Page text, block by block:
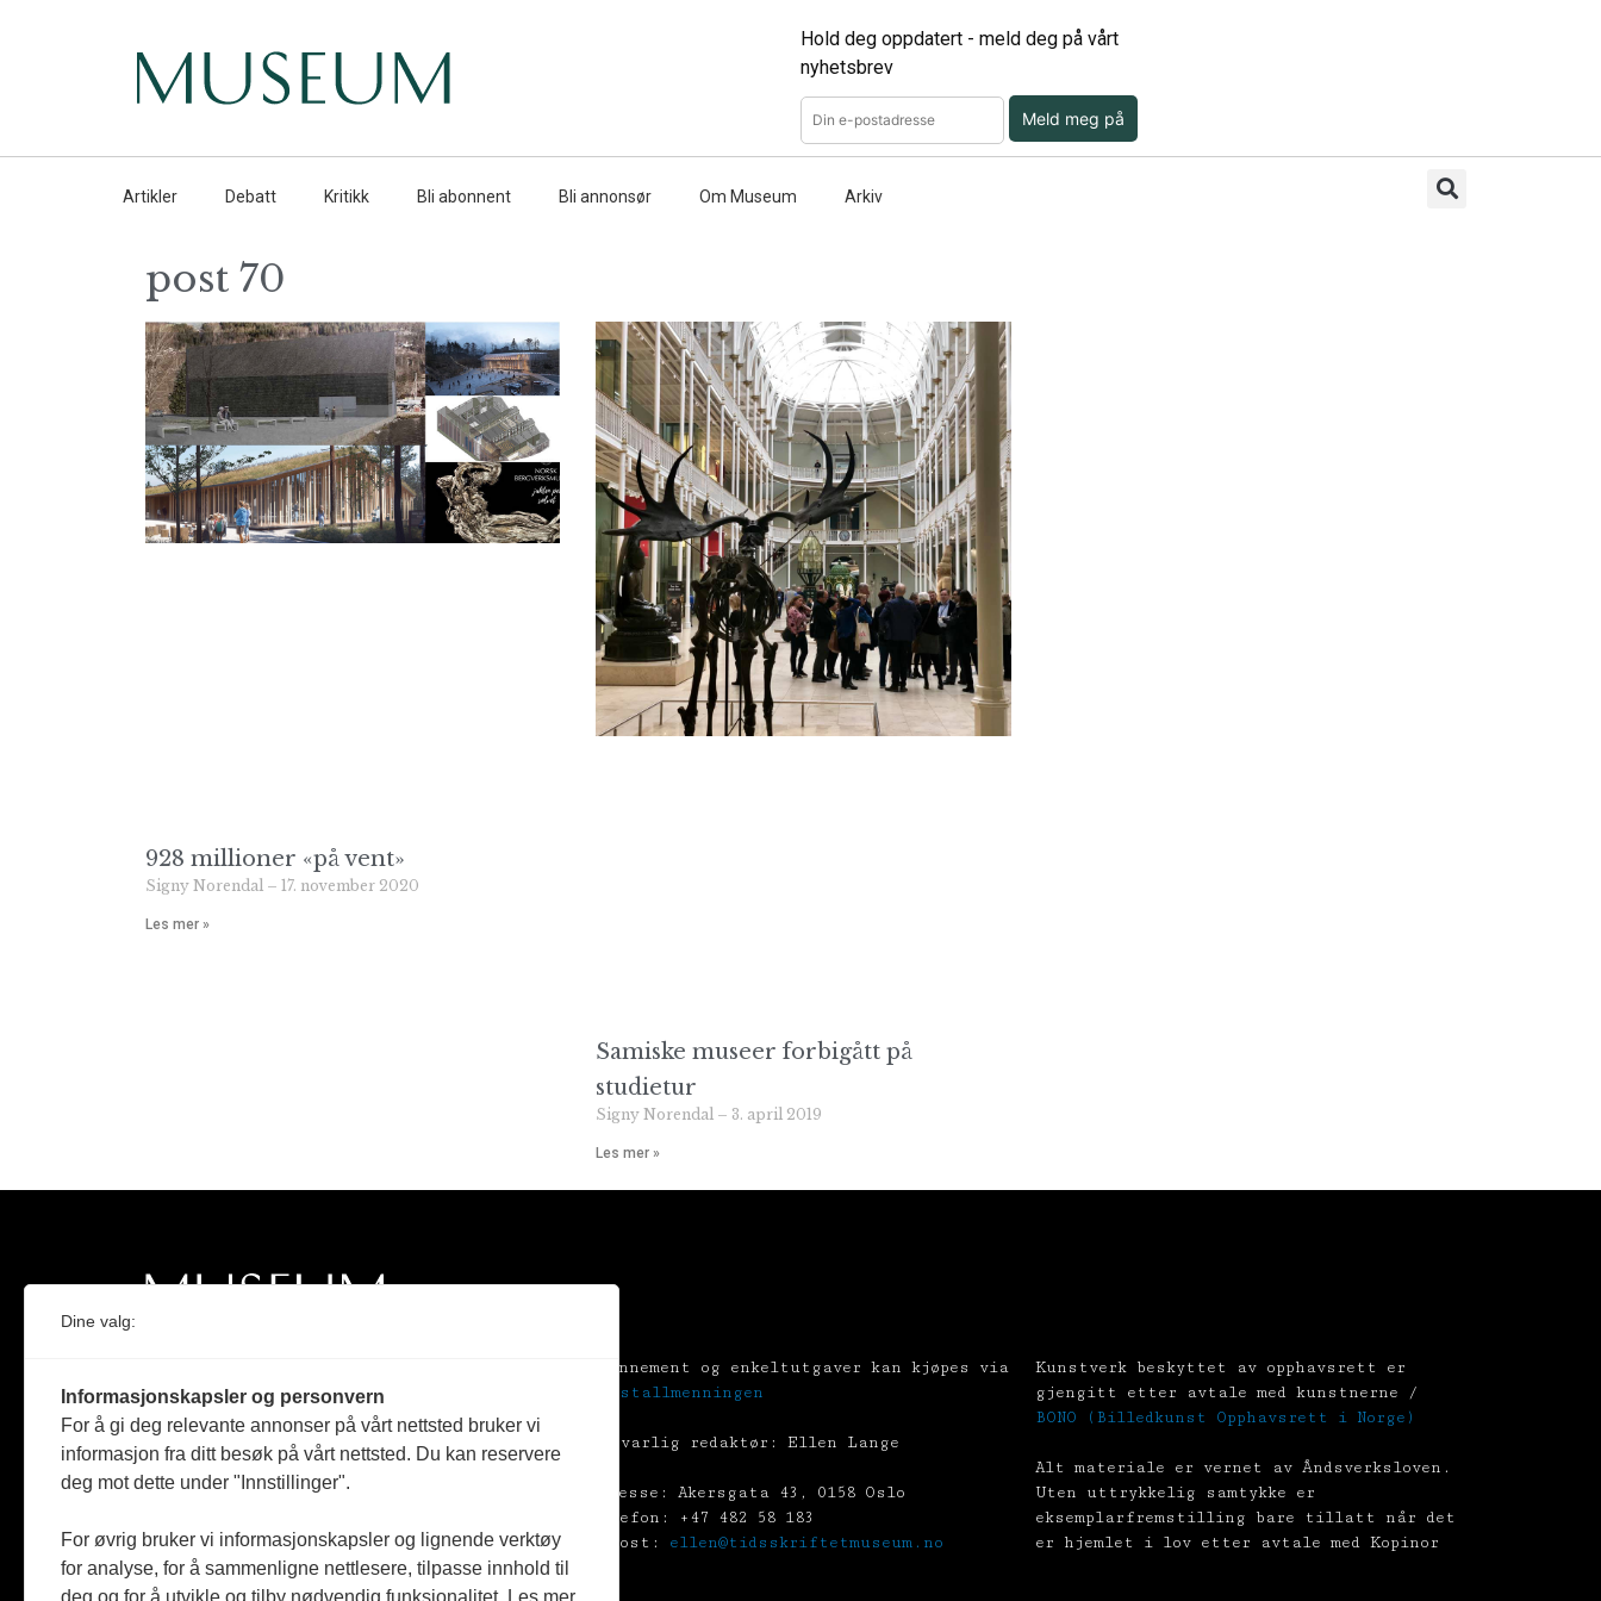
Hold deg oppdatert - meld deg på vårt
nyhetsbrev
Meld meg på
Artikler Debatt Kritikk Bli abonnent Bli annonsør Om Museum Arkiv
post 70
928 millioner «på vent»
Signy Norendal 17. november 2020
Les mer »
Samiske museer forbigått på
studietur
Signy Norendal 3. april 2019
Les mer »
Medlem i Norsk tidsskriftforening og
Fagpressen
Støttet av Kulturrådet og Norges
Følger Redaktørplakaten og Vær Varsom-
plakaten
Abonnement og enkeltutgaver kan kjøpes via
Tekstallmenningen
Ansvarlig redaktør: Ellen Lange
Adresse: Akersgata 43, 0158 Oslo
Telefon: +47 482 58 183
E-post: ellen@tidsskriftetmuseum.no
Kunstverk beskyttet av opphavsrett er
gjengitt etter avtale med kunstnerne /
BONO (Billedkunst Opphavsrett i Norge)
Alt materiale er vernet av Åndsverksloven.
Uten uttrykkelig samtykke er
eksemplarfremstilling bare tillatt når det
er hjemlet i lov etter avtale med Kopinor
Dine valg:
Informasjonskapsler og personvern
For å gi deg relevante annonser på vårt nettsted bruker vi
informasjon fra ditt besøk på vårt nettsted. Du kan reservere
deg mot dette under "Innstillinger".
For øvrig bruker vi informasjonskapsler og lignende verktøy
for analyse, for å sammenligne nettlesere, tilpasse innhold til
deg og for å utvikle og tilby nødvendig funksjonalitet. Les mer